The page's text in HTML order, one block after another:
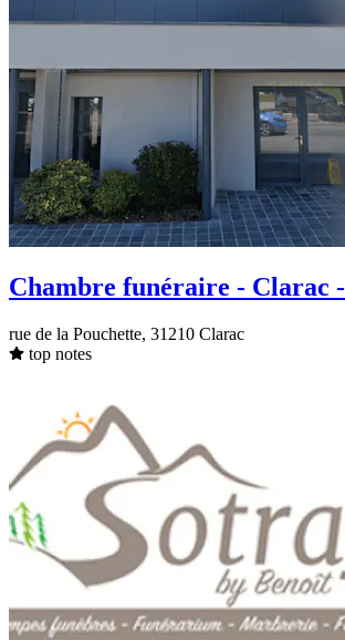
Chambre funéraire - Clarac
rue de la Pouchette, 31210 Clarac
top notes